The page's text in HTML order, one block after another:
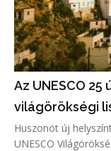
Az UNESCO
világörökségi
Huszonöt új
UNESCO